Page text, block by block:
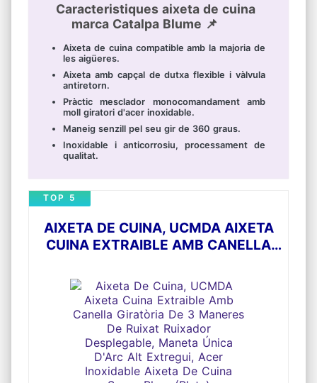
Caracteristiques aixeta de cuina
marca Catalpa Blume 📌
Aixeta de cuina compatible amb la majoria de
les aigüeres.
Aixeta amb capçal de dutxa flexible i vàlvula
antiretorn.
Pràctic mesclador monocomandament amb
moll giratori d'acer inoxidable.
Maneig senzill pel seu gir de 360 graus.
Inoxidable i anticorrosiu, processament de
qualitat.
AIXETA DE CUINA, UCMDA AIXETA
CUINA EXTRAIBLE AMB CANELLA
RUIXAT RUIXADOR DESPLEGABLE,
MANETA ÚNICA D'ARC ALT
EXTREGUI, ACER INOXIDABLE
AIXETA DE CUINA SENSE PLOM
(PLATA)
TOP 5